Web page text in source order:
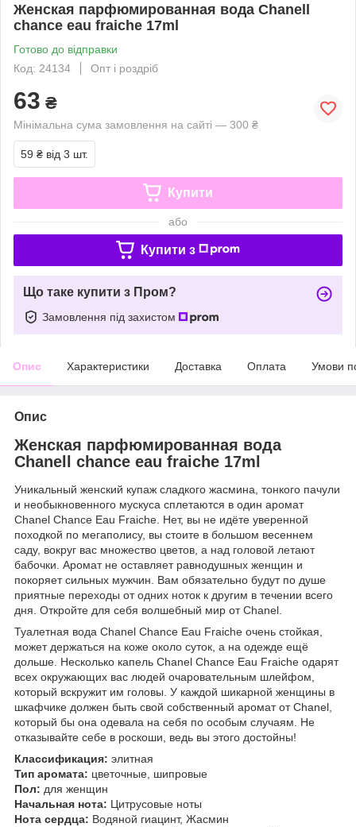
Женская парфюмированная вода Chanell
chance eau fraiche 17ml
Готово до відправки
Код: 24134
Опт і роздріб
63 ₴
Мінімальна сума замовлення на сайті — 300 ₴
59 ₴ від 3 шт.
Купити
або
Купити з
Що таке купити з Пром?
Замовлення під захистом
Опис Характеристики Доставка Оплата Умови
Опис
Женская парфюмированная вода
Chanell chance eau fraiche 17ml
Уникальный женский купаж сладкого жасмина, тонкого пачули
и необыкновенного мускуса сплетаются в один аромат
Chanel Chance Eau Fraiche. Нет, вы не идёте уверенной
походкой по мегаполису, вы стоите в большом весеннем
саду, вокруг вас множество цветов, а над головой летают
бабочки. Аромат не оставляет равнодушных женщин и
покоряет сильных мужчин. Вам обязательно будут по душе
приятные переходы от одних ноток к другим в течении всего
дня. Откройте для себя волшебный мир от Chanel.
Туалетная вода Chanel Chance Eau Fraiche очень стойкая,
может держаться на коже около суток, а на одежде ещё
дольше. Несколько капель Chanel Chance Eau Fraiche одарят
всех окружающих вас людей очаровательным шлейфом,
который вскружит им головы. У каждой шикарной женщины в
шкафчике должен быть свой собственный аромат от Chanel,
который бы она одевала на себя по особым случаям. Не
отказывайте себе в роскоши, ведь вы этого достойны!
Классификация: элитная
Тип аромата: цветочные, шипровые
Пол: для женщин
Начальная нота: Цитрусовые ноты
Нота сердца: Водяной гиацинт, Жасмин